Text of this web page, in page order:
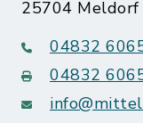
25704 Meldorf
04832
04832